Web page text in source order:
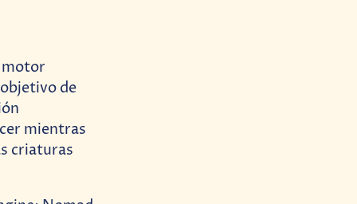
motor
de
mientras
criaturas